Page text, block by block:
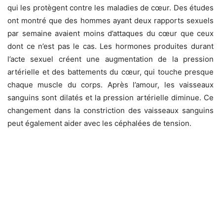
qui les protègent contre les maladies de cœur. Des études
ont montré que des hommes ayant deux rapports sexuels
par semaine avaient moins d’attaques du cœur que ceux
dont ce n’est pas le cas. Les hormones produites durant
l’acte sexuel créent une augmentation de la pression
artérielle et des battements du cœur, qui touche presque
chaque muscle du corps. Après l’amour, les vaisseaux
sanguins sont dilatés et la pression artérielle diminue. Ce
changement dans la constriction des vaisseaux sanguins
peut également aider avec les céphalées de tension.